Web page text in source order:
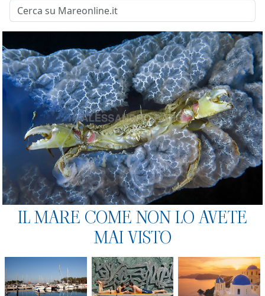
IL MARE COME NON LO AVETE
MAI VISTO